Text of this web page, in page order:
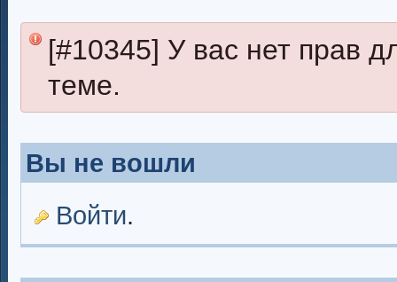
[#10345] У вас нет прав
теме.
Вы не вошли
Войти.